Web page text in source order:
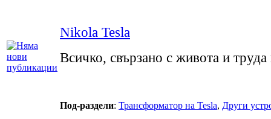
Nikola Tesla
Всичко, свързано с живота и
Под-раздели: Трансформатор на Tesla, Други